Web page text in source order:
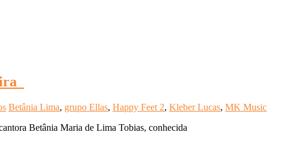
Betânia Lima, grupo Ellas, Happy Feet 2, Kleber Lucas, MK Music
Betânia Maria de Lima Tobias, conhecida